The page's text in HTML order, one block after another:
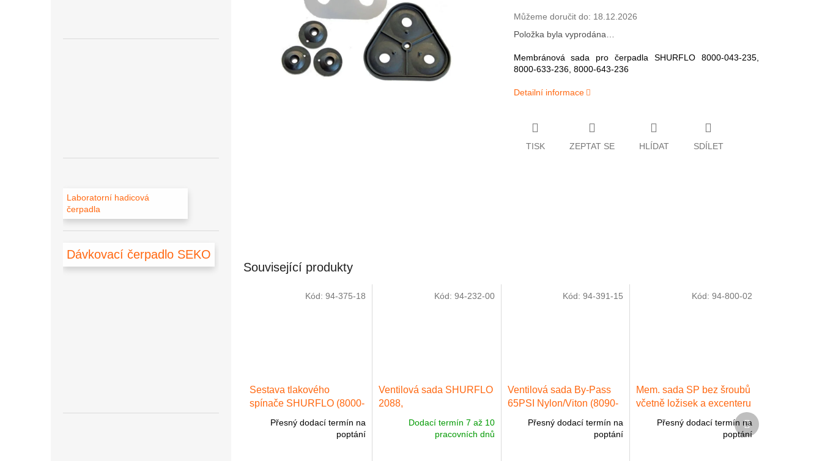
Laboratorní hadicová
čerpadla
Dávkovací čerpadlo SEKO
Můžeme doručit do: 18.12.2026
Položka byla vyprodána…
Membránová sada pro čerpadla SHURFLO 8000-043-235,
8000-633-236, 8000-643-236
Detailní informace
TISK ZEPTAT SE HLÍDAT SDÍLET
Související produkty
Sestava tlakového
spínače SHURFLO (8000-
Přesný dodací termín na
poptání
Kód: 94-375-18
Ventilová sada SHURFLO
2088,
Dodací termín 7 až 10
pracovních dnů
Kód: 94-232-00
Ventilová sada By-Pass
65PSI Nylon/Viton (8090-
Přesný dodací termín na
poptání
Kód:94-391-15
Mem. sada SP bez šroubů
včetně ložisek a excenteru
Přesný dodací termín na
poptání
Kód: 94-800-02
Další
produkt